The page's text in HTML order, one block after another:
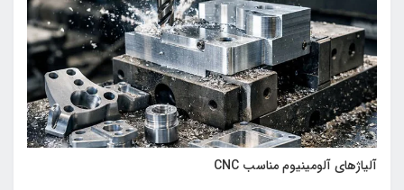
آلیاژهای آلومینیوم مناسب CNC